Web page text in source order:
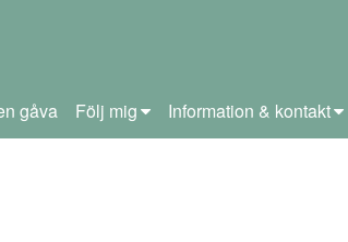
gåva Följ mig Information & kontakt